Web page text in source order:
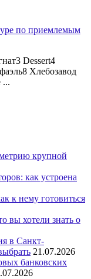
по приемлемым
Dessert4
Хлебозавод
...
крупной
как устроена
к нему готовиться
вы хотели знать о
в Санкт-
21.07.2026
банковских